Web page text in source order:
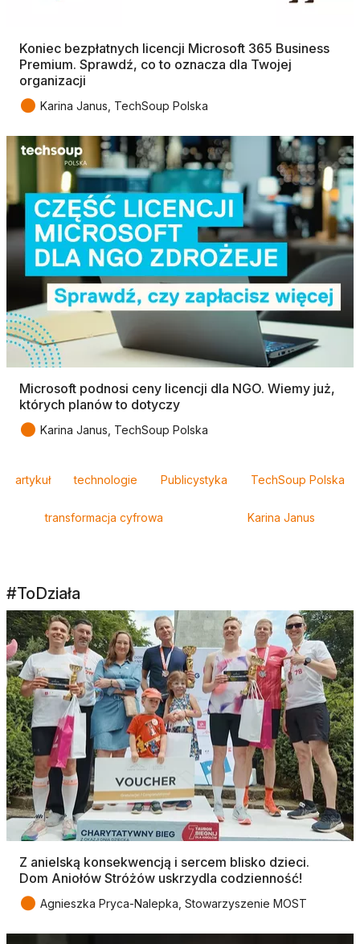
Koniec bezpłatnych licencji Microsoft 365 Business
Premium. Sprawdź, co to oznacza dla Twojej
organizacji
● Karina Janus, TechSoup Polska
Microsoft podnosi ceny licencji dla NGO. Wiemy już,
których planów to dotyczy
● Karina Janus, TechSoup Polska
artykuł technologie Publicystyka TechSoup Polska
transformacja cyfrowa Karina Janus
#ToDziała
Z anielską konsekwencją i sercem blisko dzieci.
Dom Aniołów Stróżów uskrzydla codzienność!
● Agnieszka Pryca-Nalepka, Stowarzyszenie MOST